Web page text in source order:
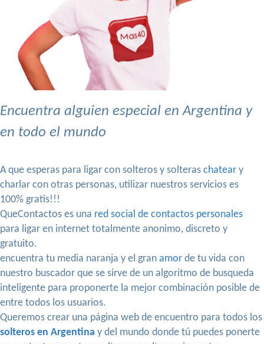
Encuentra alguien especial en Argentina y
en todo el mundo
A que esperas para ligar con solteros y solteras chatear y
charlar con otras personas, utilizar nuestros servicios es
100% gratis!!!
QueContactos es una red social de contactos personales
para ligar en internet totalmente anonimo, discreto y
gratuito.
encuentra tu media naranja y el gran amor de tu vida con
nuestro buscador que se sirve de un algoritmo de busqueda
inteligente para proponerte la mejor combinación posible de
entre todos los usuarios.
Queremos crear una página web de encuentro para todos los
solteros en Argentina y del mundo donde tú puedes ponerte